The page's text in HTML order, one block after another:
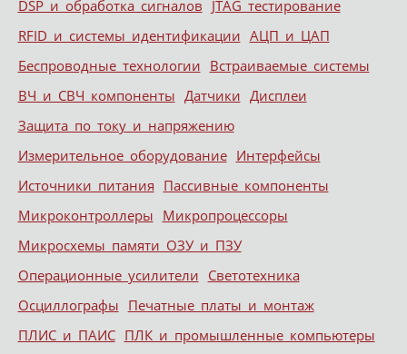
Меню
DSP и обработка сигналов JTAG тестирование
RFID и системы идентификации АЦП и ЦАП
Беспроводные технологии Встраиваемые системы
ВЧ и СВЧ компоненты Датчики Дисплеи
Защита по току и напряжению
Измерительное оборудование Интерфейсы
Источники питания Пассивные компоненты
Микроконтроллеры Микропроцессоры
Микросхемы памяти ОЗУ и ПЗУ
Операционные усилители Светотехника
Осциллографы Печатные платы и монтаж
ПЛИС и ПАИС ПЛК и промышленные компьютеры